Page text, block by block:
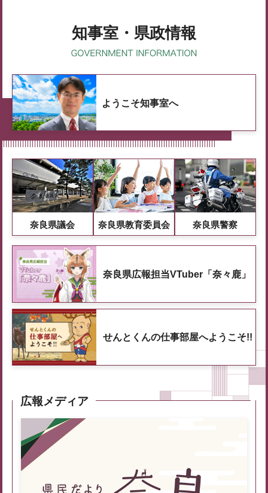
知事室・県政情報
ようこそ知事室へ
奈良県議会 奈良県教育委員会 奈良県警察
奈良県広報担当VTuber「奈々鹿」
せんとくんの仕事部屋へようこそ!!
広報メディア